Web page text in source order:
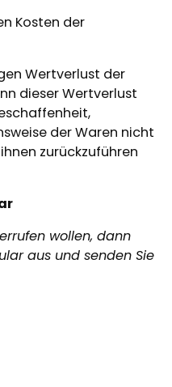
Kosten der
Wertverlust der
dieser Wertverlust
der Waren nicht
zurückzuführen
wollen, dann
aus und senden Sie